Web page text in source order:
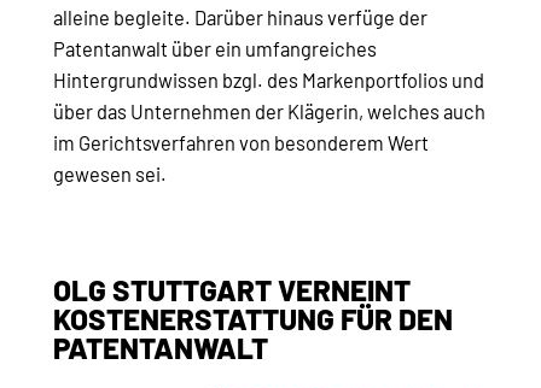
alleine begleite. Darüber hinaus verfüge der
Patentanwalt über ein umfangreiches
Hintergrundwissen bzgl. des Markenportfolios und
über das Unternehmen der Klägerin, welches auch
im Gerichtsverfahren von besonderem Wert
gewesen sei.
OLG STUTTGART VERNEINT
KOSTENERSTATTUNG FÜR DEN
PATENTANWALT